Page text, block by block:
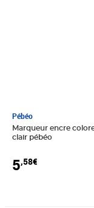
Pébéo
Marqueur encre
clair pébéo
5,58€